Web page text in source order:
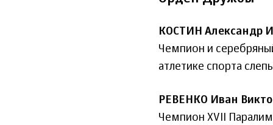
КОСТИН Александр
Чемпион и
атлетике спорта
РЕВЕНКО Иван
Чемпион XVII